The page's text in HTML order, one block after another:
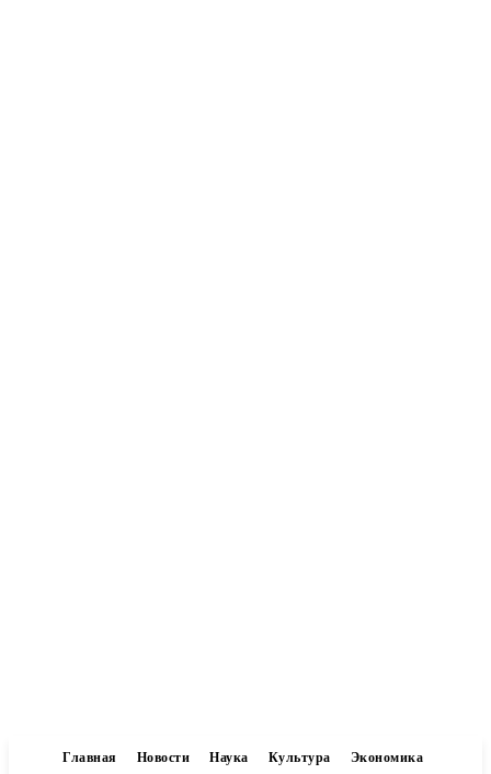
Главная Новости Наука Культура Экономика